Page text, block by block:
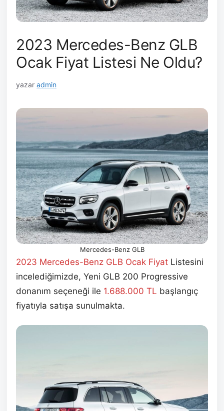
2023 Mercedes-Benz GLB
Ocak Fiyat Listesi Ne Oldu?
yazar admin
Mercedes-Benz GLB
2023 Mercedes-Benz GLB Ocak Fiyat Listesini
incelediğimizde, Yeni GLB 200 Progressive
donanım seçeneği ile 1.688.000 TL başlangıç
fiyatıyla satışa sunulmakta.